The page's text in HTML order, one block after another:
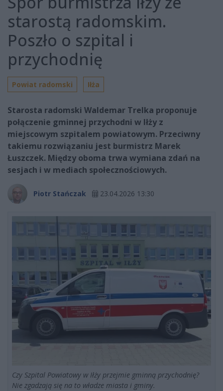
starostą radomskim.
Poszło o szpital i
przychodnię
Powiat radomski Iłża
Starosta radomski Waldemar Trelka proponuje
połączenie gminnej przychodni w Iłży z
miejscowym szpitalem powiatowym. Przeciwny
takiemu rozwiązaniu jest burmistrz Marek
Łuszczek. Między oboma trwa wymiana zdań na
sesjach i w mediach społecznościowych.
Piotr Stańczak 23.04.2026 13:30
Czy Szpital Powiatowy w Iłży przejmie gminną przychodnię?
Nie zgadzają się na to władze miasta i gminy.